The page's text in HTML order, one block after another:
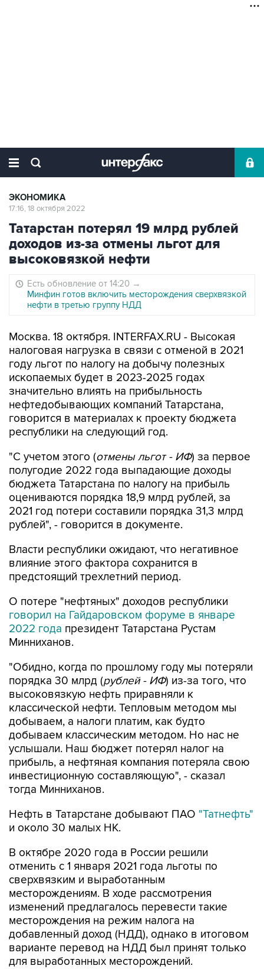
ЭКОНОМИКА
17:16, 18 октября 2022
Татарстан потерял 19 млрд рублей
доходов из-за отмены льгот для
высоковязкой нефти
Есть обновление от 14:20 →
Минфин готов включить месторождения сверхвязкой
нефти в третью группу НДД
Москва. 18 октября. INTERFAX.RU - Высокая
налоговая нагрузка в связи с отменой в 2021
году льгот по налогу на добычу полезных
ископаемых будет в 2023-2025 годах
значительно влиять на прибыльность
нефтедобывающих компаний Татарстана,
говорится в материалах к проекту бюджета
республики на следующий год.
"С учетом этого (отмены льгот - ИФ) за первое
полугодие 2022 года выпадающие доходы
бюджета Татарстана по налогу на прибыль
оцениваются порядка 18,9 млрд рублей, за
2021 год потери составили порядка 31,3 млрд
рублей", - говорится в документе.
Власти республики ожидают, что негативное
влияние этого фактора сохранится в
предстоящий трехлетний период.
О потере "нефтяных" доходов республики
говорил на Гайдаровском форуме в январе
2022 года президент Татарстана Рустам
Минниханов.
"Обидно, когда по прошлому году мы потеряли
порядка 30 млрд (рублей - ИФ) из-за того, что
высоковязкую нефть приравняли к
классической нефти. Тепловым методом мы
добываем, а налоги платим, как будто
добываем классическим методом. Но нас не
услышали. Наш бюджет потерял налог на
прибыль, а нефтяная компания потеряла свою
инвестиционную составляющую", - сказал
тогда Минниханов.
Нефть в Татарстане добывают ПАО "Татнефть"
и около 30 малых НК.
В октябре 2020 года в России решили
отменить с 1 января 2021 года льготы по
сверхвязким и выработанным
месторождениям. В ходе рассмотрения
изменений предлагалось перевести такие
месторождения на режим налога на
добавленный доход (НДД), однако в итоговом
варианте перевод на НДД был принят только
для выработанных месторождений.